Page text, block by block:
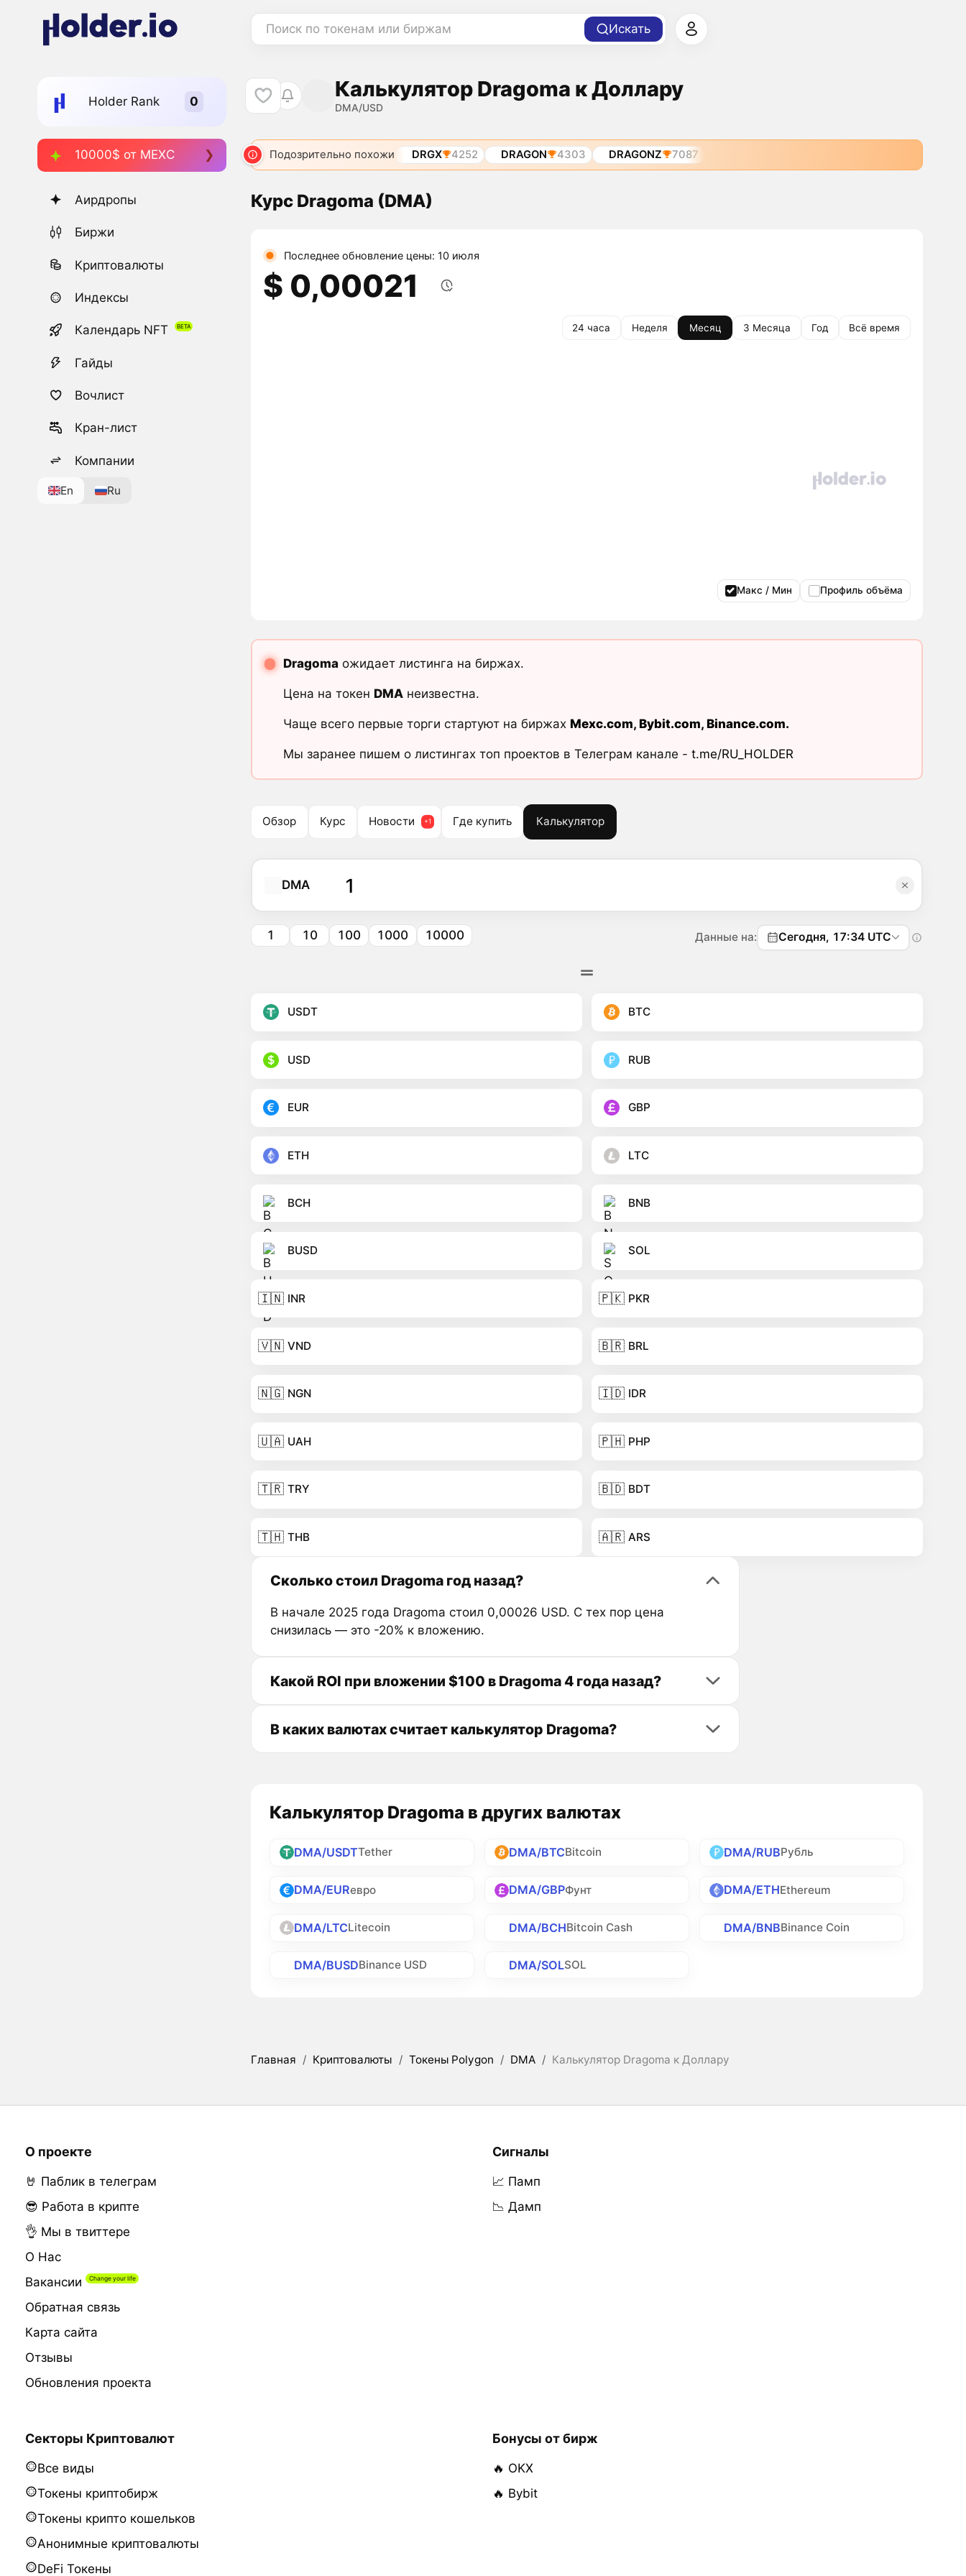
Поиск по токенам или биржам Искать
Holder Rank
10000$ от MEXC
Аирдропы
Биржи
Криптовалюты
Индексы
Календарь NFT
Гайды
Вочлист
Кран-лист
Компании
En Ru
Калькулятор Dragoma к Доллару
DMA/USD
Подозрительно похожи DRGX 4252 DRAGON 4303 DRAGONZ 7087
Курс Dragoma (DMA)
Последнее обновление цены: 10 июля
$ 0,00021
24 часа Неделя Месяц 3 Месяца Год Всё время
Макс / Мин Профиль объёма
Dragoma ожидает листинга на биржах.
Цена на токен DMAнеизвестна.
Чаще всего первые торги стартуют на биржах Mexc.com, Bybit.com, Binance.com.
Мы заранее пишем о листингах топ проектов в Телеграм канале - t.me/RU_HOLDER
Обзор Курс Новости Где купить Калькулятор
DMA
1 10 100 1000 10000 Данные на: Сегодня, 17:34 UTC
USDT BTC
USD RUB
EUR GBP
ETH LTC
BCH BNB
BUSD SOL
🇮🇳 INR 🇵🇰 PKR
🇻🇳 VND 🇧🇷 BRL
🇳🇬 NGN 🇮🇩 IDR
🇺🇦 UAH 🇵🇭 PHP
🇹🇷 TRY 🇧🇩 BDT
🇹🇭 THB 🇦🇷 ARS
Сколько стоил Dragoma год назад?
В начале 2025 года Dragoma стоил 0,00026 USD. С тех пор цена
снизилась — это -20% к вложению.
Какой ROI при вложении $100 в Dragoma 4 года назад?
В каких валютах считает калькулятор Dragoma?
Калькулятор Dragoma в других валютах
DMA/USDTTether DMA/BTCBitcoin DMA/RUBРубль
DMA/EURевро DMA/GBPФунт DMA/ETHEthereum
DMA/LTCLitecoin DMA/BCHBitcoin Cash DMA/BNBBinance Coin
DMA/BUSDBinance USD DMA/SOLSOL
Главная / Криптовалюты / Токены Polygon / DMA / Калькулятор Dragoma к Доллару
О проекте
🤘 Паблик в телеграм
😎 Работа в крипте
👌 Мы в твиттере
О Нас
Вакансии
Обратная связь
Карта сайта
Отзывы
Обновления проекта
Сигналы
📈 Памп
📉 Дамп
Секторы Криптовалют
Все виды
Токены криптобирж
Токены крипто кошельков
Анонимные криптовалюты
DeFi Токены
Бонусы от бирж
🔥 OKX
🔥 Bybit